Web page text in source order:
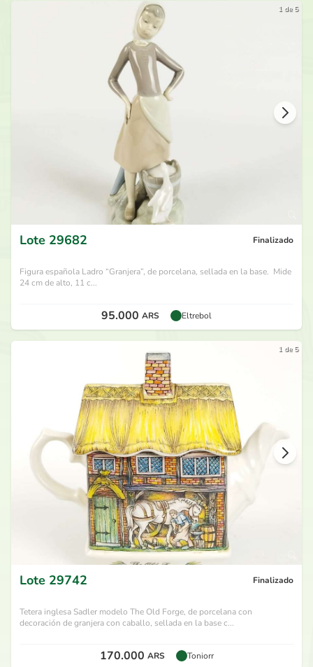
1 de 5
Lote 29682 Finalizado
Figura española Ladro “Granjera”, de porcelana, sellada en la base. Mide
24 cm de alto, 11 c...
95.000 ARS Eltrebol
1 de 5
Lote 29742 Finalizado
Tetera inglesa Sadler modelo The Old Forge, de porcelana con
decoración de granjera con caballo, sellada en la base c...
170.000 ARS Toniorr